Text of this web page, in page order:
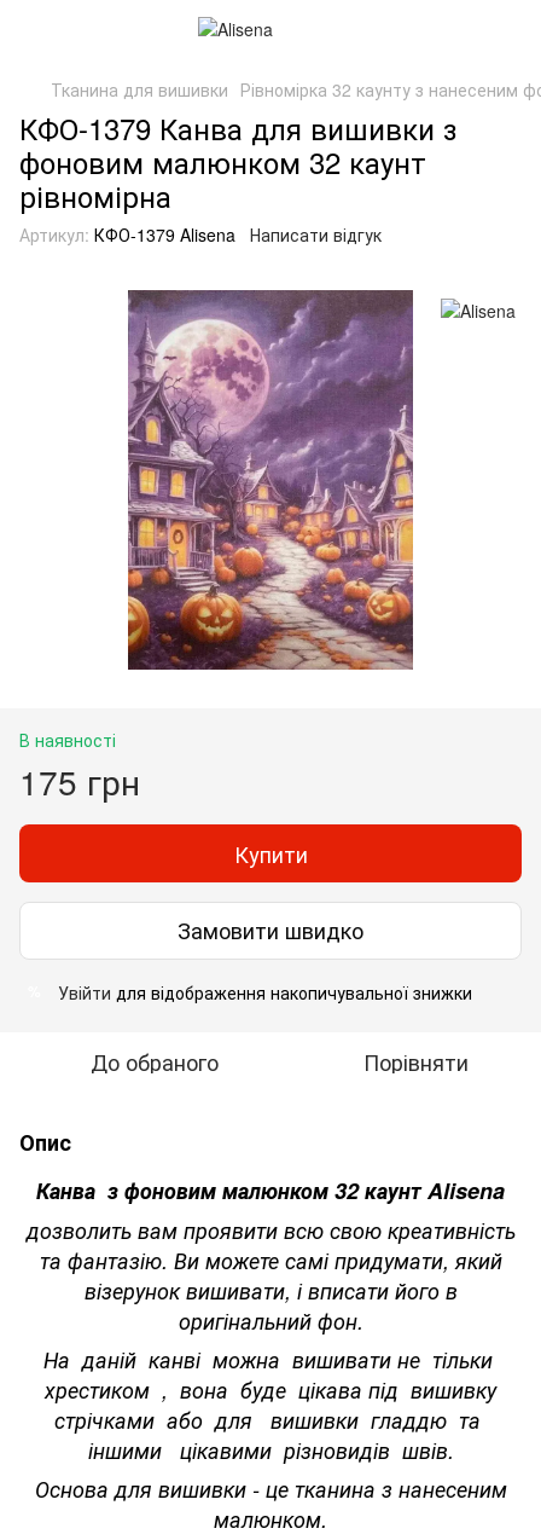
Тканина для вишивки Рівномірка 32 каунту з нанесеним
КФО-1379 Канва для вишивки з
фоновим малюнком 32 каунт
рівномірна
Артикул: КФО-1379 Alisena Написати відгук
В наявності
175 грн
Купити
Замовити швидко
Увійти для відображення накопичувальної знижки
До обраного Порівняти
Опис
Канва з фоновим малюнком 32 каунт Alisena
дозволить вам проявити всю свою креативність
та фантазію. Ви можете самі придумати, який
візерунок вишивати, і вписати його в
оригінальний фон.
На даній канві можна вишивати не тільки
хрестиком , вона буде цікава під вишивку
стрічками або для вишивки гладдю та
іншими цікавими різновидів швів.
Основа для вишивки - це тканина з нанесеним
малюнком.